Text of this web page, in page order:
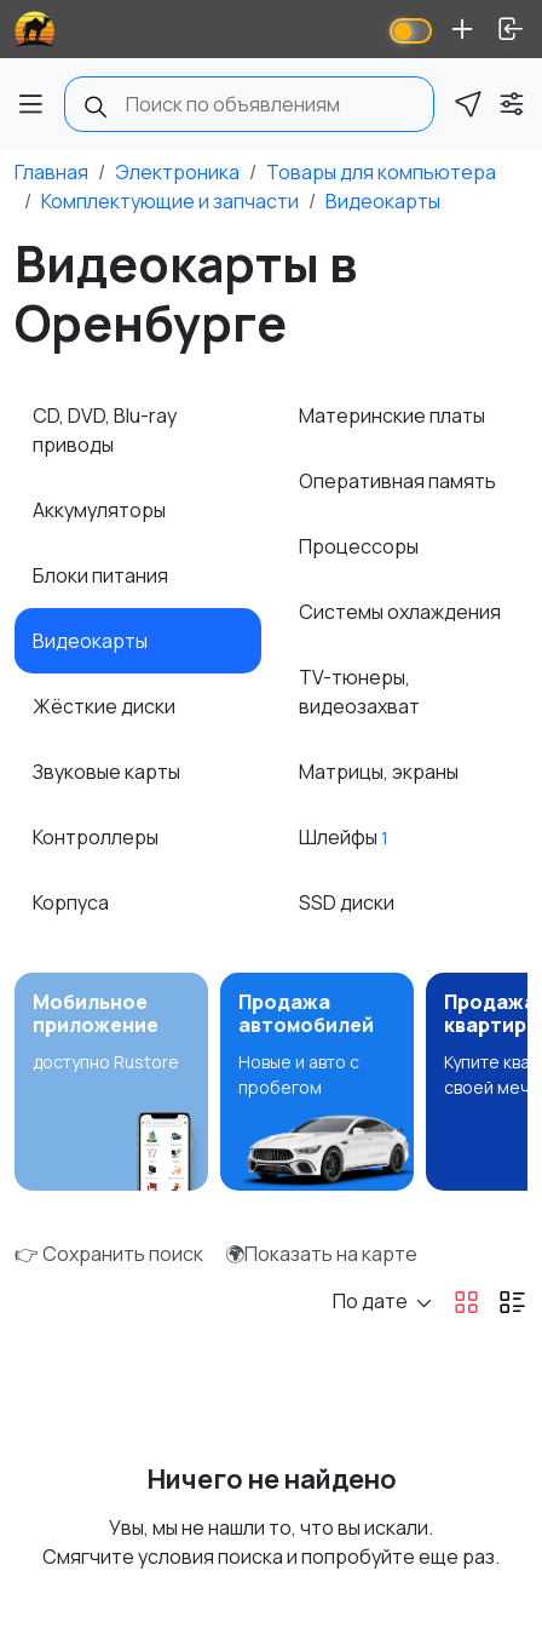
Главная Электроника
Товары для компьютера
Комплектующие и запчасти
Видеокарты
Видеокарты в
Оренбурге
CD, DVD, Blu-ray
приводы
Аккумуляторы
Блоки питания
Видеокарты
Жёсткие диски
Звуковые карты
Контроллеры
Корпуса
Материнские платы
Оперативная память
Процессоры
Системы охлаждения
TV-тюнеры,
видеозахват
Матрицы, экраны
Шлейфы 1
SSD диски
Мобильное
приложение
доступно Rustore
Продажа
автомобилей
Новые и авто с
пробегом
Продажа
квартир
Купите
своей
👉 Сохранить поиск
🌍Показать на карте
По дате
Ничего не найдено
Увы, мы не нашли то, что вы искали.
Смягчите условия поиска и попробуйте еще раз.